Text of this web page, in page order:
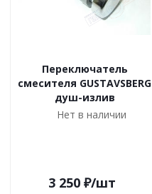
Переключатель
смесителя GUSTAVSBERG
душ-излив
Нет в наличии
3 250 ₽/шт